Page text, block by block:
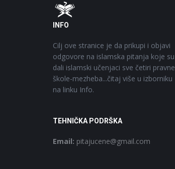
Footer
INFO
Cilj ove stranice je da prikupi i objavi
odgovore na islamska pitanja koje su
dali islamski učenjaci sve četiri pravne
škole-mezheba...čitaj više u izborniku
na linku Info.
TEHNIČKA PODRŠKA
Email: pitajucene@gmail.com